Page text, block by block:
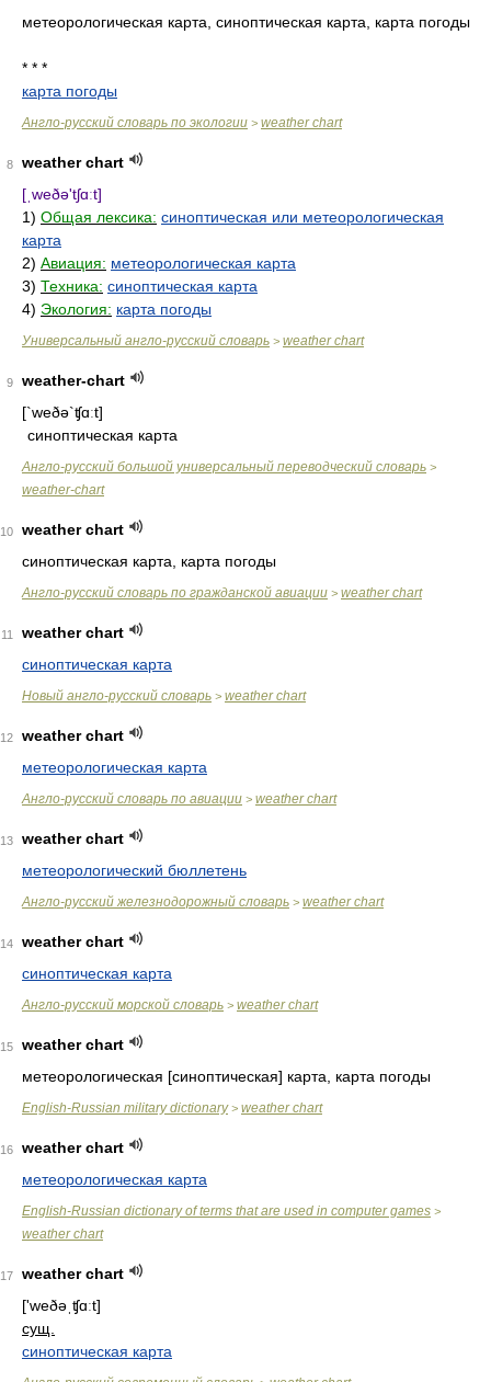
метеорологическая карта, синоптическая карта, карта погоды
* * *
карта погоды
Англо-русский словарь по экологии > weather chart
8
weather chart
[ˌweðə'tʃɑːt]
1) Общая лексика: синоптическая или метеорологическая
карта
2) Авиация: метеорологическая карта
3) Техника: синоптическая карта
4) Экология: карта погоды
Универсальный англо-русский словарь > weather chart
9
weather-chart
[`weðə`ʧɑːt]
синоптическая карта
Англо-русский большой универсальный переводческий словарь >
weather-chart
10
weather chart
синоптическая карта, карта погоды
Англо-русский словарь по гражданской авиации > weather chart
11
weather chart
синоптическая карта
Новый англо-русский словарь > weather chart
12
weather chart
метеорологическая карта
Англо-русский словарь по авиации > weather chart
13
weather chart
метеорологический бюллетень
Англо-русский железнодорожный словарь > weather chart
14
weather chart
синоптическая карта
Англо-русский морской словарь > weather chart
15
weather chart
метеорологическая [синоптическая] карта, карта погоды
English-Russian military dictionary> weather chart
16
weather chart
метеорологическая карта
English-Russian dictionary of terms that are used in computer games >
weather chart
17
weather chart
['weðəˌʧɑːt]
сущ.
синоптическая карта